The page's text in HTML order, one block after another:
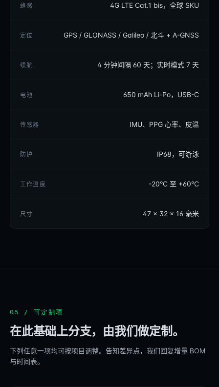
蜂窝 4G LTE Cat.1 bis，全球 SKU
定位 GPS / GLONASS / Galileo / 北斗 + A-GNSS
续航 4 分钟间隔 60 天；实时模式 7 天
电池 650 mAh Li-Po，USB-C
传感器 IMU、PPG 心率、皮温
防护 IP68，可游泳
工作温度 -20°C 至 +60°C
尺寸 47 × 32 × 16 毫米
05 / 可定制项
在此基础上分支，由我们做定制。
下列任意一项均可按项目调整。告知差异点，我们回复增量 BOM
与时间表。